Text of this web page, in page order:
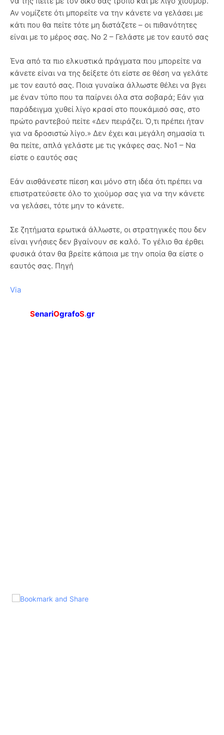
Αν νομίζετε ότι μπορείτε να την κάνετε να γελάσει με
κάτι που θα πείτε τότε μη διστάζετε – οι πιθανότητες
είναι με το μέρος σας. Νο 2 – Γελάστε με τον εαυτό σας
Ένα από τα πιο ελκυστικά πράγματα που μπορείτε να
κάνετε είναι να της δείξετε ότι είστε σε θέση να γελάτε
με τον εαυτό σας. Ποια γυναίκα άλλωστε θέλει να βγει
με έναν τύπο που τα παίρνει όλα στα σοβαρά; Εάν για
παράδειγμα χυθεί λίγο κρασί στο πουκάμισό σας, στο
πρώτο ραντεβού πείτε «Δεν πειράζει. Ό,τι πρέπει ήταν
για να δροσιστώ λίγο.» Δεν έχει και μεγάλη σημασία τι
θα πείτε, απλά γελάστε με τις γκάφες σας. Νο1 – Να
είστε ο εαυτός σας
Εάν αισθάνεστε πίεση και μόνο στη ιδέα ότι πρέπει να
επιστρατεύσετε όλο το χιούμορ σας για να την κάνετε
να γελάσει, τότε μην το κάνετε.
Σε ζητήματα ερωτικά άλλωστε, οι στρατηγικές που δεν
είναι γνήσιες δεν βγαίνουν σε καλό. Το γέλιο θα έρθει
φυσικά όταν θα βρείτε κάποια με την οποία θα είστε ο
εαυτός σας. Πηγή
Via
SenariOgrafoS.gr